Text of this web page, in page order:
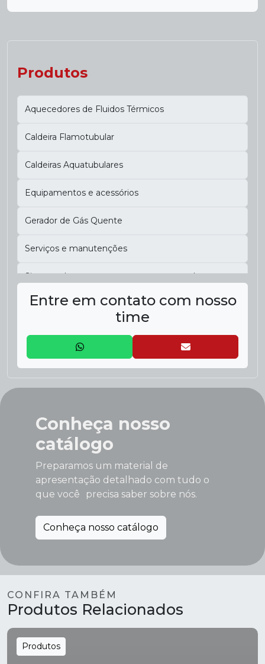
Produtos
Aquecedores de Fluidos Térmicos
Caldeira Flamotubular
Caldeiras Aquatubulares
Equipamentos e acessórios
Gerador de Gás Quente
Serviços e manutenções
Sistema de transporte a armazenagem de
Entre em contato com nosso
time
Conheça nosso
catálogo
Preparamos um material de
apresentação detalhado com tudo o
que você precisa saber sobre nós.
Conheça nosso catálogo
CONFIRA TAMBÉM
Produtos Relacionados
Ver produtos da categoria
Produtos